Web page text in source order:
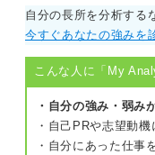
自分の長所を分析する
今すぐあなたの強みを
こんな人に「My
・自分の強み・弱み
・自己PRや志望動
・自分にあった仕事